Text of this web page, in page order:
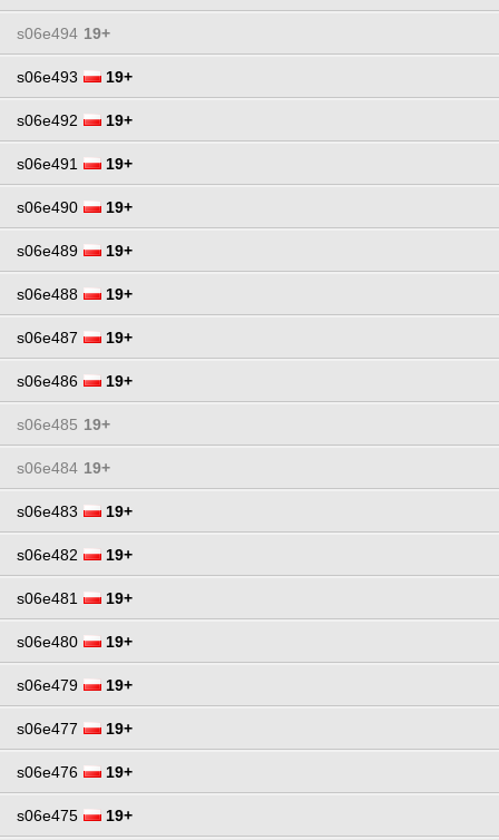
s06e494 19+
s06e493 19+
s06e492 19+
s06e491 19+
s06e490 19+
s06e489 19+
s06e488 19+
s06e487 19+
s06e486 19+
s06e485 19+
s06e484 19+
s06e483 19+
s06e482 19+
s06e481 19+
s06e480 19+
s06e479 19+
s06e477 19+
s06e476 19+
s06e475 19+